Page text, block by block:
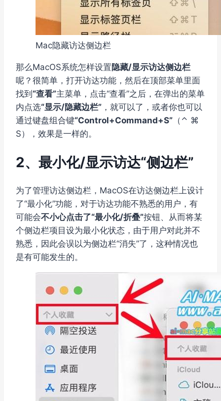
Mac隐藏访达侧边栏
那么MacOS系统怎样设置隐藏/显示访达侧边栏
呢？很简单，打开访达功能，然后在顶部菜单里面
找到“查看”主菜单，点击“查看”之后，在弹出的菜单
内点选“显示/隐藏边栏” ，就可以了，或者你也可以
通过键盘组合键“Control+Command+S” （⌃ ⌘
S），效果是一样的。
2、最小化/显示访达“侧边栏”
为了管理访达侧边栏，MacOS在访达侧边栏上设计
了“最小化”功能，对于访达功能不熟悉的用户，有
可能会不小心点击了“最小化/折叠”按钮、从而将某
个侧边栏项目设为最小化状态，由于用户对此并不
熟悉，因此会误以为侧边栏“消失”了，这种情况也
是有可能发生的。